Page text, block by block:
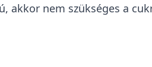
akkor nem szükséges a